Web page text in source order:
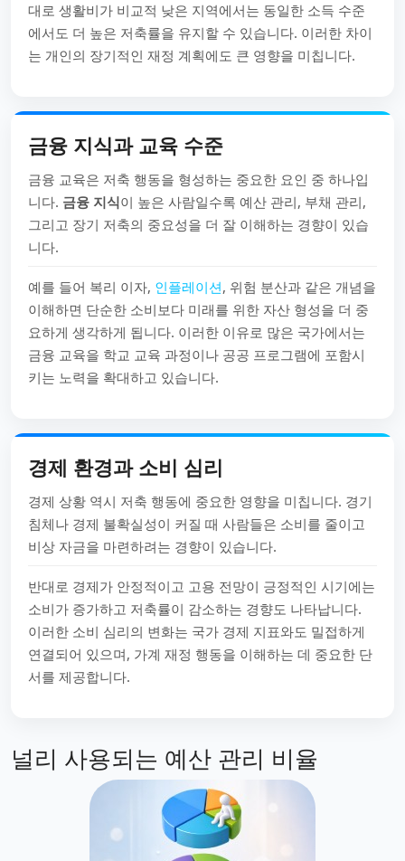
대로 생활비가 비교적 낮은 지역에서는 동일한 소득 수준
에서도 더 높은 저축률을 유지할 수 있습니다. 이러한 차이
는 개인의 장기적인 재정 계획에도 큰 영향을 미칩니다.
금융 지식과 교육 수준
금융 교육은 저축 행동을 형성하는 중요한 요인 중 하나입
니다. 금융 지식이 높은 사람일수록 예산 관리, 부채 관리,
그리고 장기 저축의 중요성을 더 잘 이해하는 경향이 있습
니다.
예를 들어 복리 이자, 인플레이션, 위험 분산과 같은 개념을
이해하면 단순한 소비보다 미래를 위한 자산 형성을 더 중
요하게 생각하게 됩니다. 이러한 이유로 많은 국가에서는
금융 교육을 학교 교육 과정이나 공공 프로그램에 포함시
키는 노력을 확대하고 있습니다.
경제 환경과 소비 심리
경제 상황 역시 저축 행동에 중요한 영향을 미칩니다. 경기
침체나 경제 불확실성이 커질 때 사람들은 소비를 줄이고
비상 자금을 마련하려는 경향이 있습니다.
반대로 경제가 안정적이고 고용 전망이 긍정적인 시기에는
소비가 증가하고 저축률이 감소하는 경향도 나타납니다.
이러한 소비 심리의 변화는 국가 경제 지표와도 밀접하게
연결되어 있으며, 가계 재정 행동을 이해하는 데 중요한 단
서를 제공합니다.
널리 사용되는 예산 관리 비율